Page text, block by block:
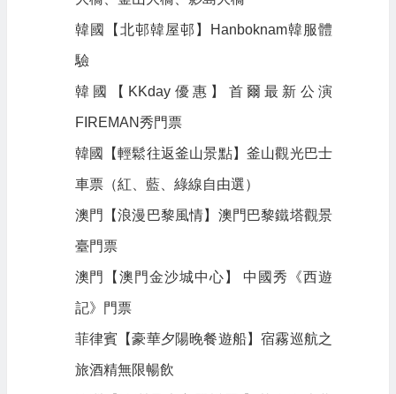
韓國【北邨韓屋邨】Hanboknam韓服體
驗
韓國【KKday優惠】首爾最新公演
FIREMAN秀門票
韓國【輕鬆往返釜山景點】釜山觀光巴士
車票（紅、藍、綠線自由選）
澳門【浪漫巴黎風情】澳門巴黎鐵塔觀景
臺門票
澳門【澳門金沙城中心】 中國秀《西遊
記》門票
菲律賓【豪華夕陽晚餐遊船】宿霧巡航之
旅酒精無限暢飲